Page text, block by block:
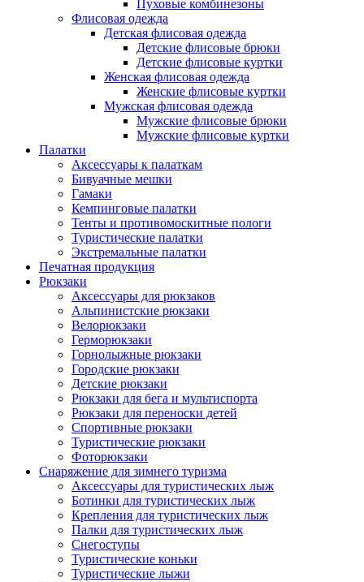
Пуховые комбинезоны
Флисовая одежда
Детская флисовая одежда
Детские флисовые брюки
Детские флисовые куртки
Женская флисовая одежда
Женские флисовые куртки
Мужская флисовая одежда
Мужские флисовые брюки
Мужские флисовые куртки
Палатки
Аксессуары к палаткам
Бивуачные мешки
Гамаки
Кемпинговые палатки
Тенты и противомоскитные пологи
Туристические палатки
Экстремальные палатки
Печатная продукция
Рюкзаки
Аксессуары для рюкзаков
Альпинистские рюкзаки
Велорюкзаки
Герморюкзаки
Горнолыжные рюкзаки
Городские рюкзаки
Детские рюкзаки
Рюкзаки для бега и мультиспорта
Рюкзаки для переноски детей
Спортивные рюкзаки
Туристические рюкзаки
Фоторюкзаки
Снаряжение для зимнего туризма
Аксессуары для туристических лыж
Ботинки для туристических лыж
Крепления для туристических лыж
Палки для туристических лыж
Снегоступы
Туристические коньки
Туристические лыжи